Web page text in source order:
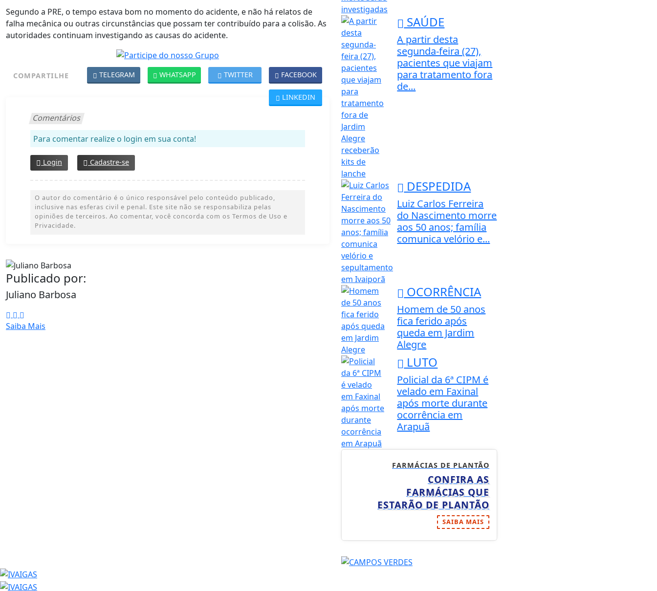
Segundo a PRE, o tempo estava bom no momento do acidente, e não há relatos de
falha mecânica ou outras circunstâncias que possam ter contribuído para a colisão. As
autoridades continuam investigando as causas do acidente.
COMPARTILHE FACEBOOK
TWITTER
WHATSAPP
TELEGRAM
LINKEDIN
Comentários
Para comentar realize o login em sua conta!
Login Cadastre-se
O autor do comentário é o único responsável pelo conteúdo publicado,
inclusive nas esferas civil e penal. Este site não se responsabiliza pelas
opiniões de terceiros. Ao comentar, você concorda com os Termos de Uso e
Privacidade.
Publicado por:
Juliano Barbosa
Saiba Mais
SAÚDE
A partir desta
segunda-feira (27),
pacientes que viajam
para tratamento fora
de...
DESPEDIDA
Luiz Carlos Ferreira
do Nascimento morre
aos 50 anos; família
comunica velório e...
OCORRÊNCIA
Homem de 50 anos
fica ferido após
queda em Jardim
Alegre
LUTO
Policial da 6ª CIPM é
velado em Faxinal
após morte durante
ocorrência em
Arapuã
FARMÁCIAS DE PLANTÃO
CONFIRA AS
FARMÁCIAS QUE
ESTARÃO DE PLANTÃO
SAIBA MAIS